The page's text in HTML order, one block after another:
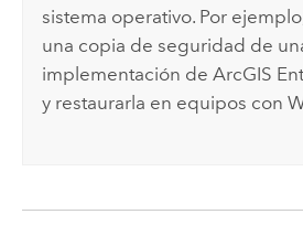
sistema operativo. Por
una copia de seguridad de
implementación deArcGIS
y restaurarla en equipos con